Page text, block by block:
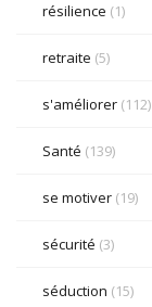
résilience (1)
retraite (5)
s'améliorer (112)
Santé (139)
se motiver (19)
sécurité (3)
séduction (15)